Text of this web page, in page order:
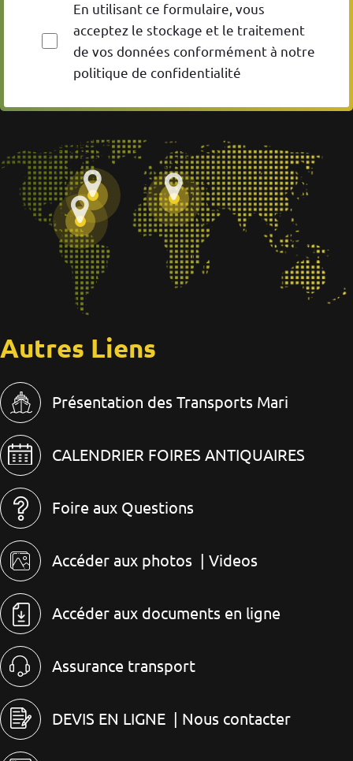
En utilisant ce formulaire, vous
acceptez le stockage et le traitement
de vos données conformément à notre
politique de confidentialité
Autres Liens
Présentation des Transports Mari
CALENDRIER FOIRES ANTIQUAIRES
Foire aux Questions
Accéder aux photos | Videos
Accéder aux documents en ligne
Assurance transport
DEVIS EN LIGNE | Nous contacter